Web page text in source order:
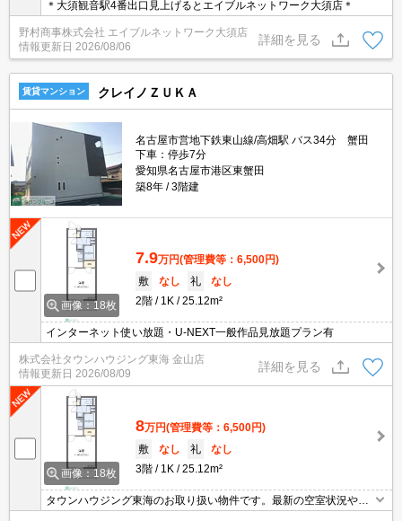
＊大須観音駅4番出口見上げるとエイブルネットワーク大須店＊
野村商事株式会社 エイブルネットワーク大須店
情報更新日 2026/08/06
詳細を見る
賃貸マンション クレイノＺＵＫＡ
名古屋市営地下鉄東山線/高畑駅 バス34分 蟹田
下車：停歩7分
愛知県名古屋市港区東蟹田
築8年
3階建
画像：18枚
7.9万円(管理費等：6,500円)
敷
なし 礼
なし
2階
1K 25.12m²
インターネット使い放題・U-NEXT一般作品見放題プラン有
株式会社タウンハウジング東海 金山店
情報更新日 2026/08/09
詳細を見る
画像：18枚
8万円(管理費等：6,500円)
敷
なし 礼
なし
3階
1K 25.12m²
タウンハウジング東海のお取り扱い物件です。最新の空室状況やの
詳細などお気軽にお問い合わせ下さい。